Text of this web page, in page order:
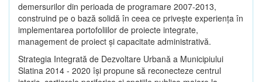
demersurilor din perioada de programare 2007-2013,
construind pe o bază solidă în ceea ce priveşte experienţa în
implementarea portofoliilor de proiecte integrate,
management de proiect și capacitate administrativă.
Strategia Integrată de Dezvoltare Urbană a Municipiului
Slatina 2014 - 2020 își propune să reconecteze centrul